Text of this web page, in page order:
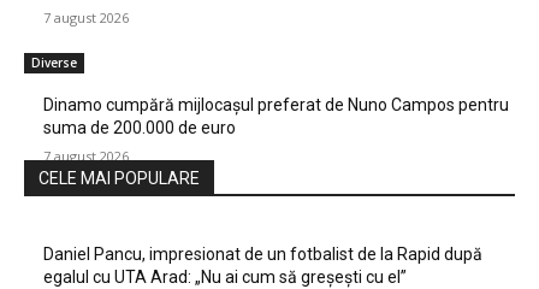
7 august 2026
Diverse
Dinamo cumpără mijlocașul preferat de Nuno Campos pentru
suma de 200.000 de euro
7 august 2026
CELE MAI POPULARE
Daniel Pancu, impresionat de un fotbalist de la Rapid după
egalul cu UTA Arad: „Nu ai cum să greșești cu el”